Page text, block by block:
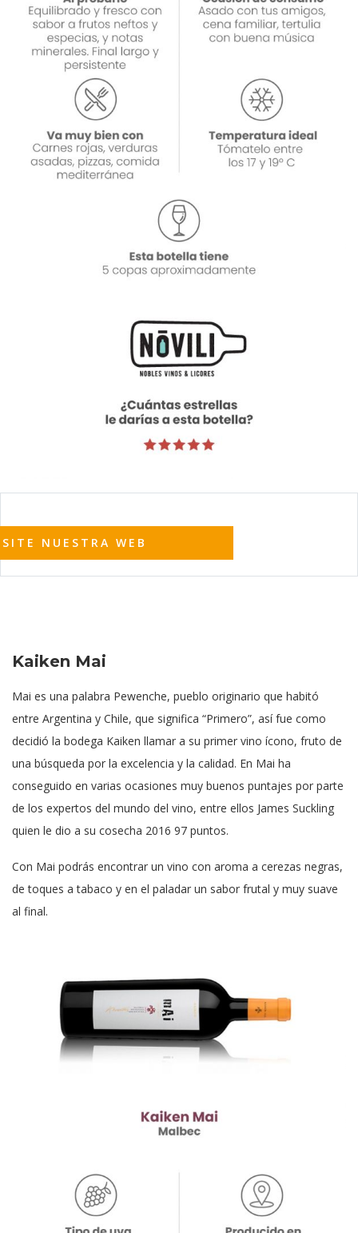
NUESTRA WEB
Kaiken Mai
Mai es una palabra Pewenche, pueblo originario que habitó
entre Argentina y Chile, que significa “Primero”, así fue como
decidió la bodega Kaiken llamar a su primer vino ícono, fruto de
una búsqueda por la excelencia y la calidad. En Mai ha
conseguido en varias ocasiones muy buenos puntajes por parte
de los expertos del mundo del vino, entre ellos James Suckling
quien le dio a su cosecha 2016 97 puntos.
Con Mai podrás encontrar un vino con aroma a cerezas negras,
de toques a tabaco y en el paladar un sabor frutal y muy suave
al final.